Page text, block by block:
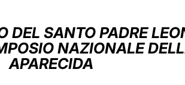
DEL SANTO PADRE
NAZIONALE
APARECIDA